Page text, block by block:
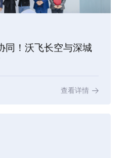
同！沃飞长空与深城
查看详情